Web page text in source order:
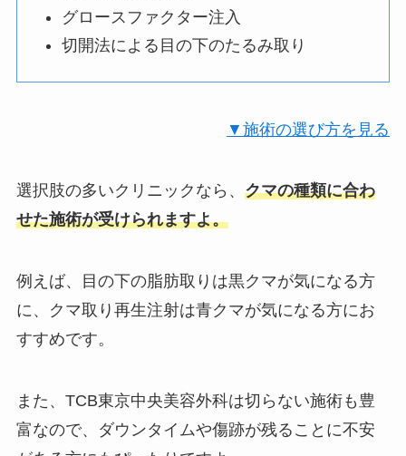
グロースファクター注入
切開法による目の下のたるみ取り
▼施術の選び方を見る
選択肢の多いクリニックなら、 クマの種類に合わ
せた施術が受けられますよ。
例えば、目の下の脂肪取りは黒クマが気になる方
に、クマ取り再生注射は青クマが気になる方にお
すすめです。
また、TCB東京中央美容外科は切らない施術も豊
富なので、ダウンタイムや傷跡が残ることに不安